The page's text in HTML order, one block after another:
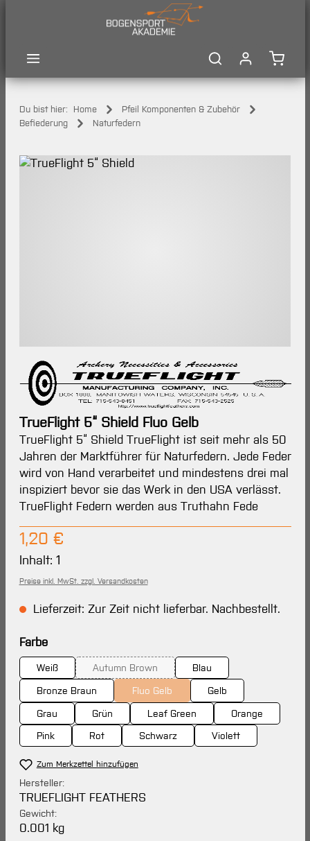
Du bist hier: Home
Pfeil Komponenten & Zubehör
Befiederung
Naturfedern
Bildergalerie überspringen
TrueFlight 5“ Shield Fluo Gelb
TrueFlight 5“ Shield TrueFlight ist seit mehr als 50
Jahren der Marktführer für Naturfedern. Jede Feder
wird von Hand verarbeitet und mindestens drei mal
inspiziert bevor sie das Werk in den USA verlässt.
TrueFlight Federn werden aus Truthahn Fede
Regulärer Preis:
1,20 €
Inhalt: 1
Preise inkl. MwSt. zzgl. Versandkosten
Lieferzeit: Zur Zeit nicht lieferbar. Nachbestellt.
Farbeauswählen
Weiß Autumn Brown
(Diese Option ist zurzeit nicht verfügbar.)
Blau
Bronze Braun
Fluo Gelb
(Diese Option ist zurzeit nicht
Gelb
Grau
Grün Leaf Green
Orange
Pink
Rot Schwarz Violett
Zum Merkzettel hinzufügen
Hersteller:
TRUEFLIGHT FEATHERS
Gewicht:
0.001 kg